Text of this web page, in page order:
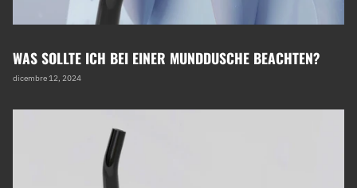
WAS SOLLTE ICH BEI EINER MUNDDUSCHE BEACHTEN?
dicembre 12, 2024